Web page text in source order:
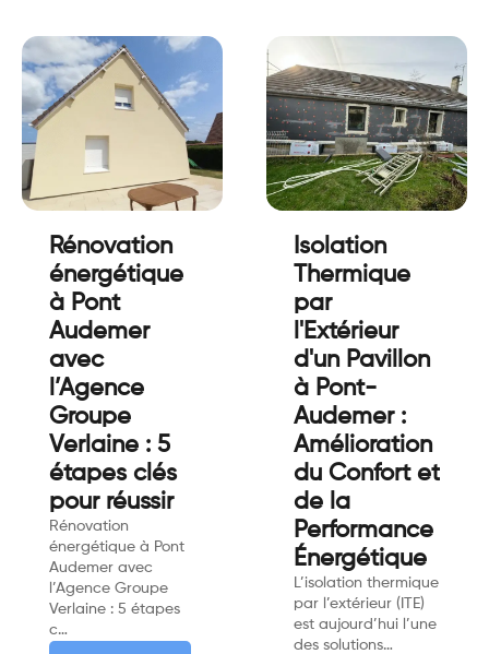
Rénovation
énergétique
à Pont
Audemer
avec
l’Agence
Groupe
Verlaine : 5
étapes clés
pour réussir
Rénovation
énergétique à Pont
Audemer avec
l’Agence Groupe
Verlaine : 5 étapes
c…
Isolation
Thermique
par
l'Extérieur
d'un Pavillon
à Pont-
Audemer :
Amélioration
du Confort et
de la
Performance
Énergétique
L’isolation thermique
par l’extérieur (ITE)
est aujourd’hui l’une
des solutions…